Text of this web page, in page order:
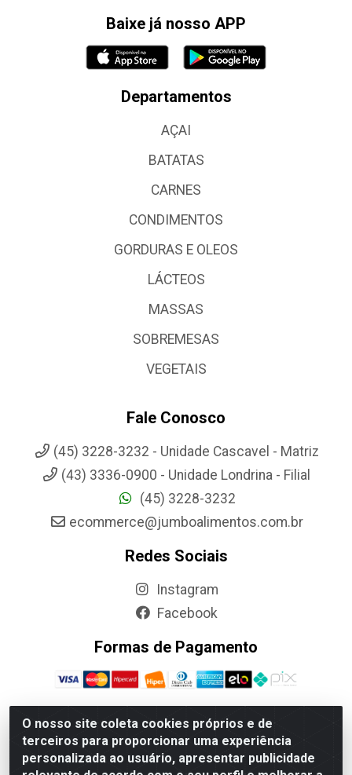
O nosso site coleta cookies próprios e de
terceiros para proporcionar uma experiência
personalizada ao usuário, apresentar publicidade
Baixe já nosso APP
Departamentos
AÇAI
BATATAS
CARNES
CONDIMENTOS
GORDURAS E OLEOS
LÁCTEOS
MASSAS
SOBREMESAS
VEGETAIS
Fale Conosco
(45) 3228-3232 - Unidade Cascavel - Matriz
(43) 3336-0900 - Unidade Londrina - Filial
(45) 3228-3232
ecommerce@jumboalimentos.com.br
Redes Sociais
Instagram
Facebook
Formas de Pagamento
Jumbo Alimentos Cascavel - Matriz - Rua Itatiba Do Sul, 161 -
Santos Dumont, Cascavel-PR - CEP 85804-700- CNPJ